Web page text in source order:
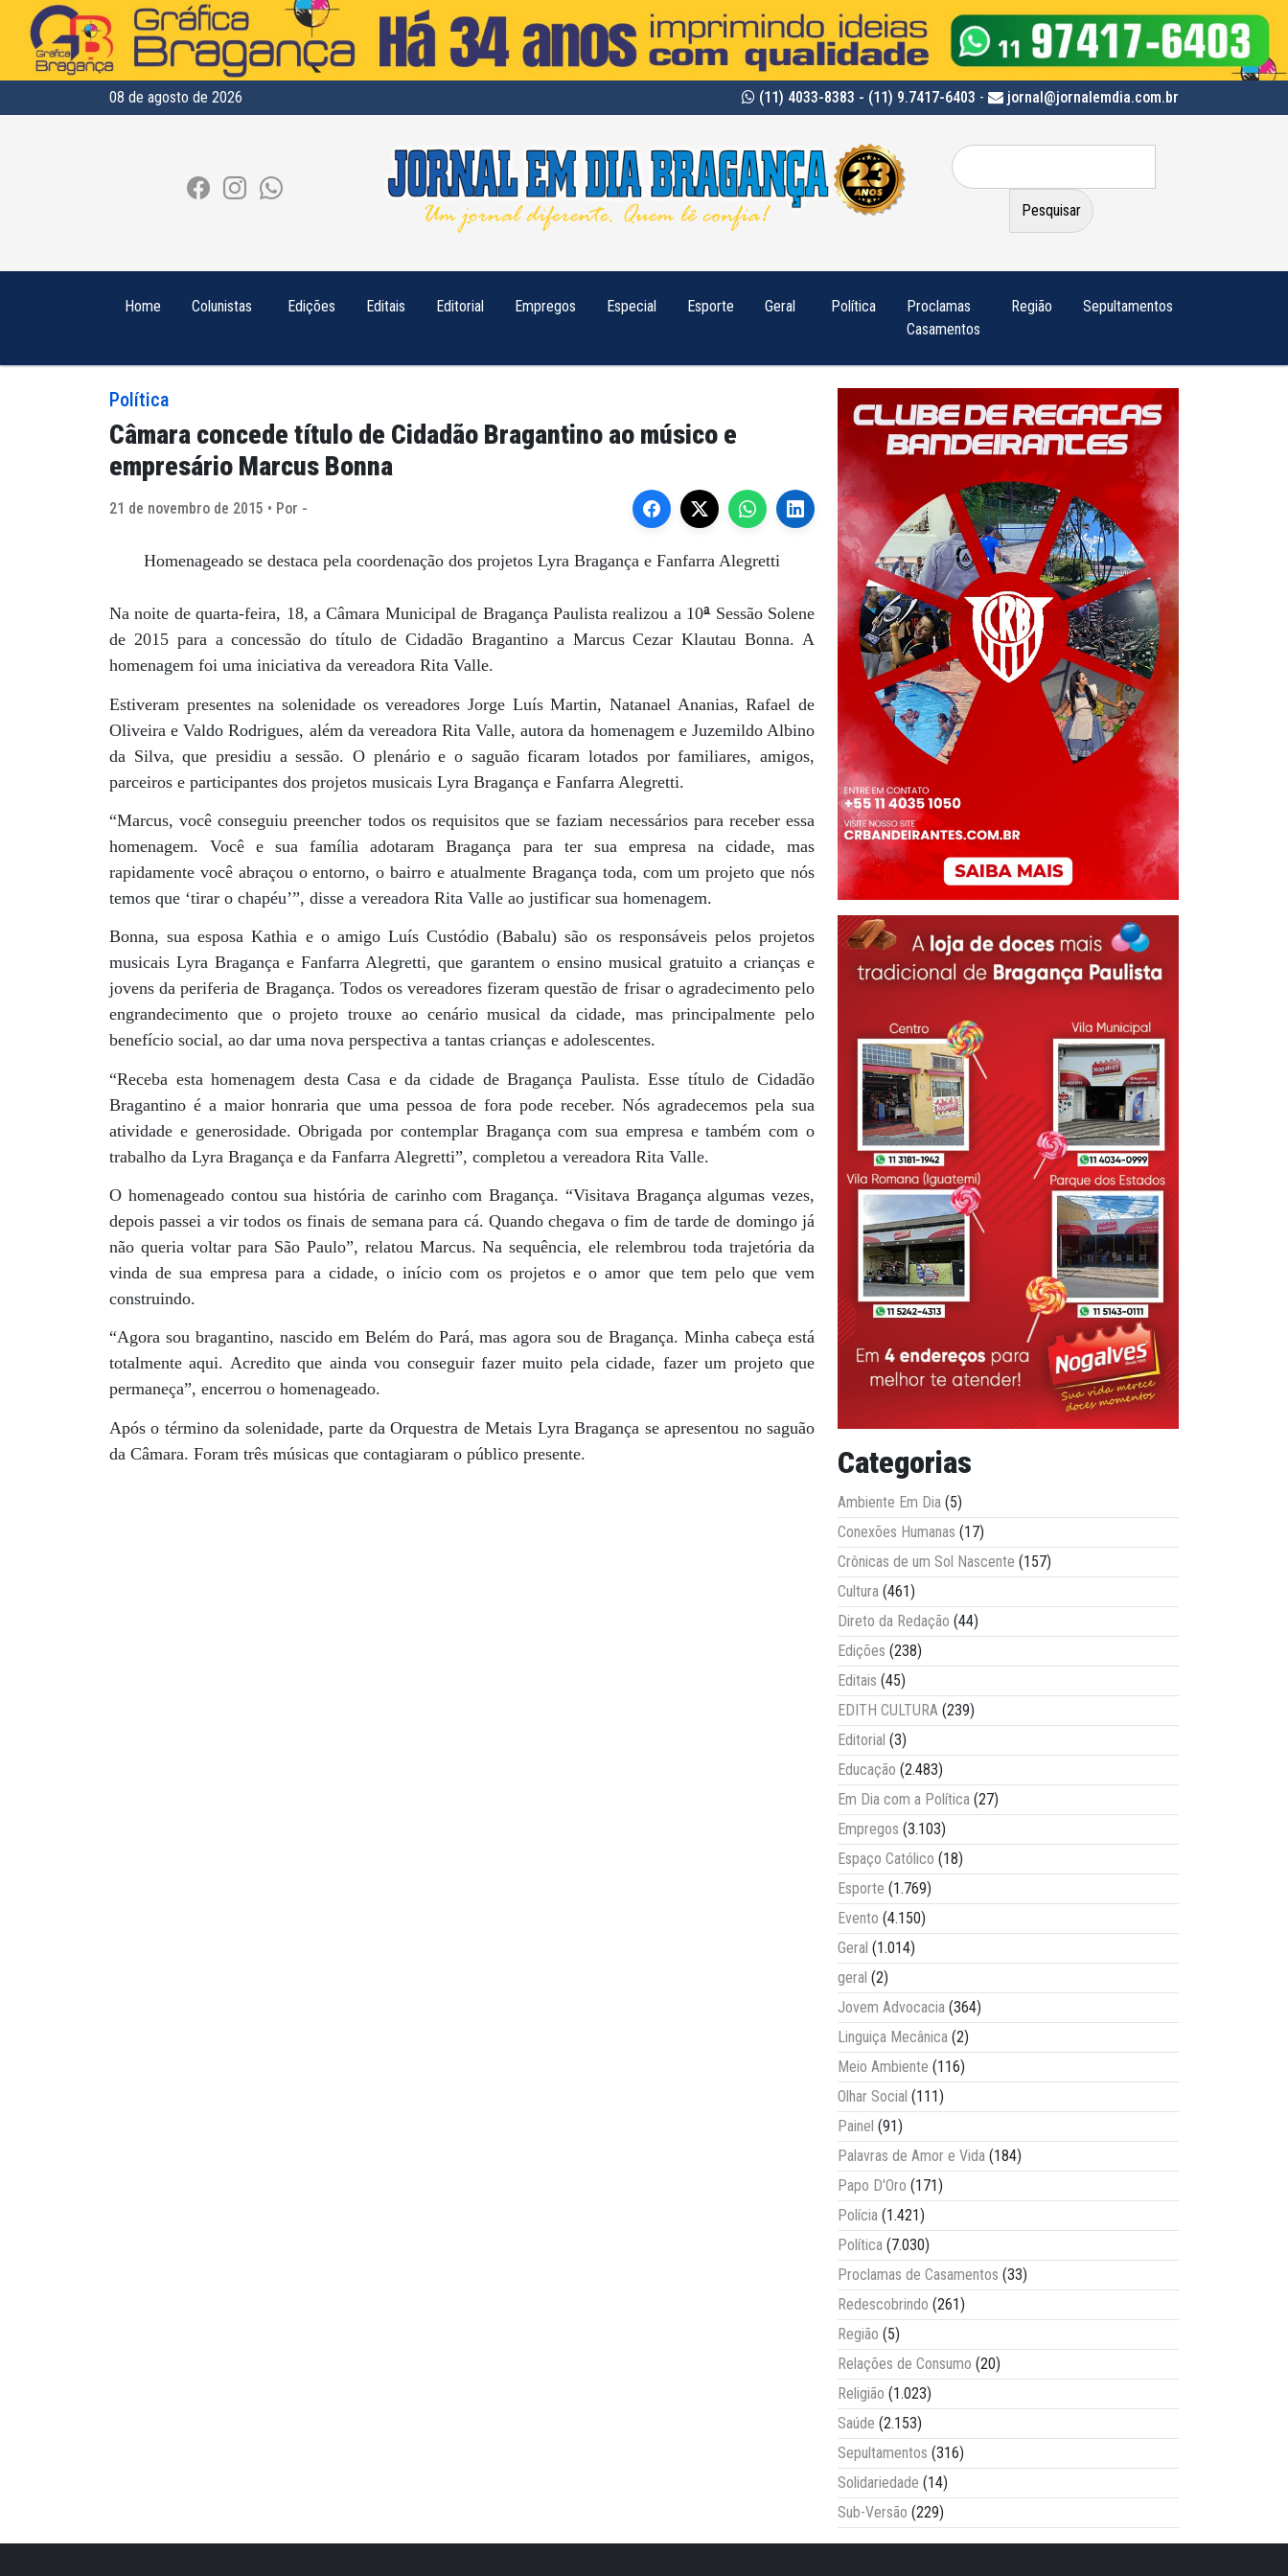
08 de agosto de 2026 (11) 4033-8383 - (11) 9.7417-6403 - jornal@jornalemdia.com.br
Pesquisar
por:
Home Colunistas Edições Editais Editorial Empregos Especial Esporte Geral Política
Proclamas
Casamentos
Região Sepultamentos
Política
Câmara concede título de Cidadão Bragantino ao músico e
empresário Marcus Bonna
21 de novembro de 2015 • Por -
Homenageado se destaca pela coordenação dos projetos Lyra Bragança e Fanfarra Alegretti
Na noite de quarta-feira, 18, a Câmara Municipal de Bragança Paulista realizou a 10ªSessão Solene
de 2015 para a concessão do título de Cidadão Bragantino a Marcus Cezar Klautau Bonna. A
homenagem foi uma iniciativa da vereadora Rita Valle.
Estiveram presentes na solenidade os vereadores Jorge Luís Martin, Natanael Ananias, Rafael de
Oliveira e Valdo Rodrigues, além da vereadora Rita Valle, autora da homenagem e Juzemildo Albino
da Silva, que presidiu a sessão. O plenário e o saguão ficaram lotados por familiares, amigos,
parceiros e participantes dos projetos musicais Lyra Bragança e Fanfarra Alegretti.
“Marcus, você conseguiu preencher todos os requisitos que se faziam necessários para receber essa
homenagem. Você e sua família adotaram Bragança para ter sua empresa na cidade, mas
rapidamente você abraçou o entorno, o bairro e atualmente Bragança toda, com um projeto que nós
temos que ‘tirar o chapéu’”, disse a vereadora Rita Valle ao justificar sua homenagem.
Bonna, sua esposa Kathia e o amigo Luís Custódio (Babalu) são os responsáveis pelos projetos
musicais Lyra Bragança e Fanfarra Alegretti, que garantem o ensino musical gratuito a crianças e
jovens da periferia de Bragança. Todos os vereadores fizeram questão de frisar o agradecimento pelo
engrandecimento que o projeto trouxe ao cenário musical da cidade, mas principalmente pelo
benefício social, ao dar uma nova perspectiva a tantas crianças e adolescentes.
“Receba esta homenagem desta Casa e da cidade de Bragança Paulista. Esse título de Cidadão
Bragantino é a maior honraria que uma pessoa de fora pode receber. Nós agradecemos pela sua
atividade e generosidade. Obrigada por contemplar Bragança com sua empresa e também com o
trabalho da Lyra Bragança e da Fanfarra Alegretti”, completou a vereadora Rita Valle.
O homenageado contou sua história de carinho com Bragança. “Visitava Bragança algumas vezes,
depois passei a vir todos os finais de semana para cá. Quando chegava o fim de tarde de domingo já
não queria voltar para São Paulo”, relatou Marcus. Na sequência, ele relembrou toda trajetória da
vinda de sua empresa para a cidade, o início com os projetos e o amor que tem pelo que vem
construindo.
“Agora sou bragantino, nascido em Belém do Pará, mas agora sou de Bragança. Minha cabeça está
totalmente aqui. Acredito que ainda vou conseguir fazer muito pela cidade, fazer um projeto que
permaneça”, encerrou o homenageado.
Após o término da solenidade, parte da Orquestra de Metais Lyra Bragança se apresentou no saguão
da Câmara. Foram três músicas que contagiaram o público presente.
Categorias
Ambiente Em Dia (5)
Conexões Humanas (17)
Crônicas de um Sol Nascente (157)
Cultura (461)
Direto da Redação (44)
Edições (238)
Editais (45)
EDITH CULTURA (239)
Editorial (3)
Educação (2.483)
Em Dia com a Política (27)
Empregos (3.103)
Espaço Católico (18)
Esporte (1.769)
Evento (4.150)
Geral (1.014)
geral (2)
Jovem Advocacia (364)
Linguiça Mecânica (2)
Meio Ambiente (116)
Olhar Social (111)
Painel (91)
Palavras de Amor e Vida (184)
Papo D'Oro (171)
Polícia (1.421)
Política (7.030)
Proclamas de Casamentos (33)
Redescobrindo (261)
Região (5)
Relações de Consumo (20)
Religião (1.023)
Saúde (2.153)
Sepultamentos (316)
Solidariedade (14)
Sub-Versão (229)